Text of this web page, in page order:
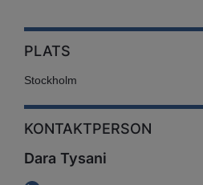
PLATS
Stockholm
KONTAKTPERSON
Dara Tysani